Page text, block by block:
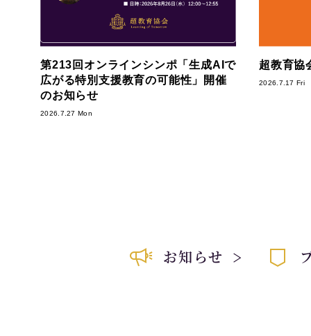
第213回オンラインシンポ「生成AIで
広がる特別支援教育の可能性」開催
のお知らせ
2026.7.27 Mon
超教育協
2026.7.17 Fri
お知らせ